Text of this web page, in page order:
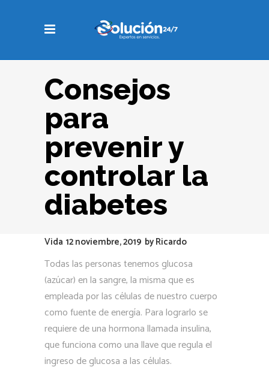
Consejos
para
prevenir y
controlar la
diabetes
Vida 12 noviembre, 2019 byRicardo
Todas las personas tenemos glucosa
(azúcar) en la sangre, la misma que es
empleada por las células de nuestro cuerpo
como fuente de energía. Para lograrlo se
requiere de una hormona llamada insulina,
que funciona como una llave que regula el
ingreso de glucosa a las células.